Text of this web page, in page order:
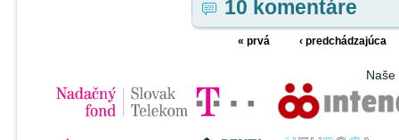
10 komentáre
« prvá ‹ predchádzajúca